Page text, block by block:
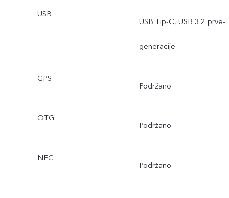
USB
USB Tip-C, USB 3.2 prve-
generacije
GPS
Podržano
OTG
Podržano
NFC
Podržano